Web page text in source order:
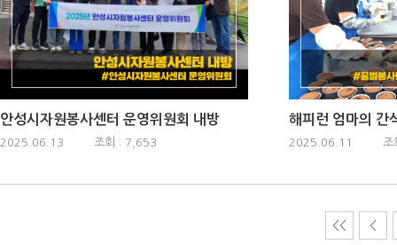
안성시자원봉사센터 운영위원회 내방
2025.06.13 조회 : 7,653 2025.06.11 조
<< <